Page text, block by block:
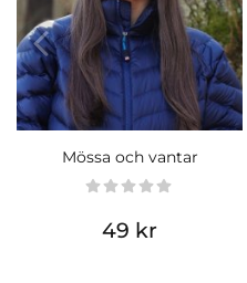
Mössa och vantar
49 kr